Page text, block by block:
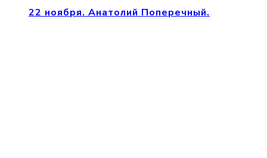
22 ноября. Анатолий Поперечный.